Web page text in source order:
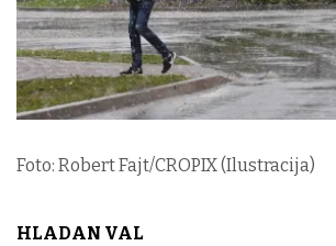
Foto: Robert Fajt/CROPIX (Ilustracija)
HLADAN VAL